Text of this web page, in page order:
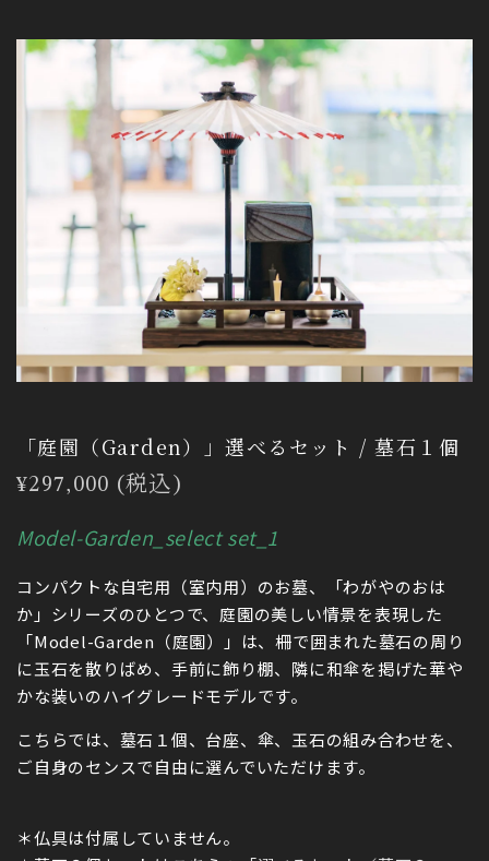
「庭園（Garden）」選べるセット / 墓石１個
通
価
格
¥297,000 (税込)
Model-Garden_select set_1
コンパクトな自宅用（室内用） のお墓、「わがやのおは
か」シリーズのひとつで、庭園の美しい情景を表現した
「Model-Garden（庭園）」は、柵で囲まれた墓石の周り
に玉石を散りばめ、手前に飾り棚、隣に和傘を掲げた華や
かな装いのハイグレードモデルです。
こちらでは、墓石１個、台座、傘、玉石の組み合わせを、
ご自身のセンスで自由に選んでいただけます。
＊仏具は付属していません。